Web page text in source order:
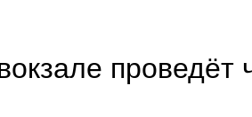
проведёт